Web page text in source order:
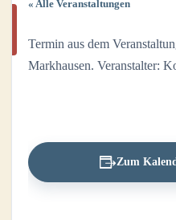
« Alle Veranstaltungen
Termin aus dem
Markhausen. Veranstalter:
Zum